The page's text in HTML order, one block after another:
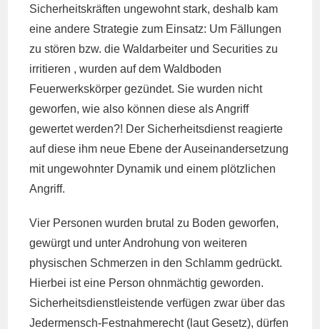
Sicherheitskräften ungewohnt stark, deshalb kam
eine andere Strategie zum Einsatz: Um Fällungen
zu stören bzw. die Waldarbeiter und Securities zu
irritieren , wurden auf dem Waldboden
Feuerwerkskörper gezündet. Sie wurden nicht
geworfen, wie also können diese als Angriff
gewertet werden?! Der Sicherheitsdienst reagierte
auf diese ihm neue Ebene der Auseinandersetzung
mit ungewohnter Dynamik und einem plötzlichen
Angriff.
Vier Personen wurden brutal zu Boden geworfen,
gewürgt und unter Androhung von weiteren
physischen Schmerzen in den Schlamm gedrückt.
Hierbei ist eine Person ohnmächtig geworden.
Sicherheitsdienstleistende verfügen zwar über das
Jedermensch-Festnahmerecht (laut Gesetz), dürfen